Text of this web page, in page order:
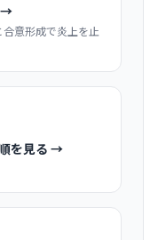
→
意形成で炎上を止
を見る →